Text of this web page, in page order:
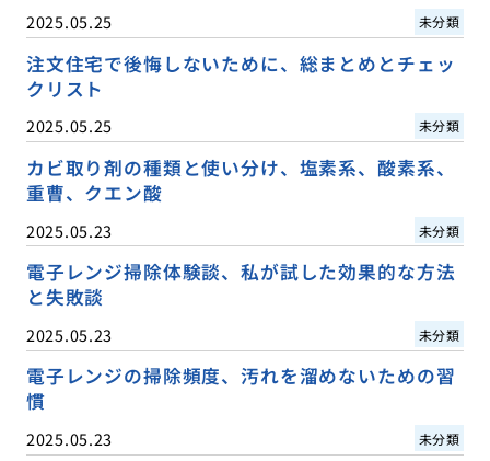
2025.05.25 未分類
注文住宅で後悔しないために、総まとめとチェッ
クリスト
2025.05.25 未分類
カビ取り剤の種類と使い分け、塩素系、酸素系、
重曹、クエン酸
2025.05.23 未分類
電子レンジ掃除体験談、私が試した効果的な方法
と失敗談
2025.05.23 未分類
電子レンジの掃除頻度、汚れを溜めないための習
慣
2025.05.23 未分類